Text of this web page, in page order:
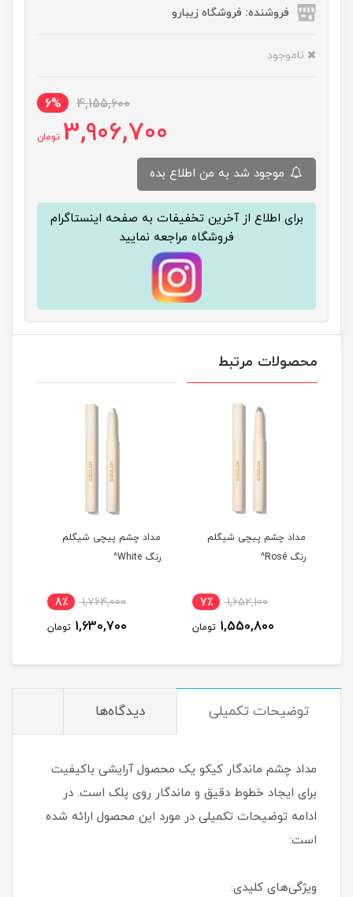
فروشنده: فروشگاه زیبارو
ناموجود
4,155,600
6%
3,906,700 تومان
برای اطلاع از آخرین تخفیفات به صفحه اینستاگرام
فروشگاه مراجعه نمایید
محصولات مرتبط
مداد چشم پیچی شیگلم
رنگ Rosé^
1,652,100 7٪
1,550,800 تومان
مداد چشم پیچی شیگلم
رنگ White^
1,764,000 8٪
1,630,700 تومان
توضیحات تکمیلی دیدگاه‌ها
مداد چشم ماندگار کیکو یک محصول آرایشی باکیفیت
برای ایجاد خطوط دقیق و ماندگار روی پلک است. در
ادامه توضیحات تکمیلی در مورد این محصول ارائه شده
است:
ویژگی‌های کلیدی: